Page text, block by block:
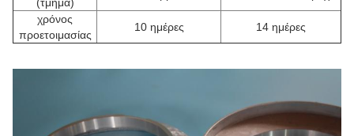
χρόνος
προετοιμασίας
10 ημέρες 14 ημέρες